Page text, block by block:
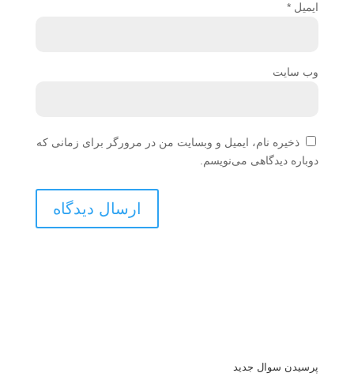
ایمیل *
وب‌ سایت
ذخیره نام، ایمیل و وبسایت من در مرورگر برای زمانی که
دوباره دیدگاهی می‌نویسم.
پرسیدن سوال جدید